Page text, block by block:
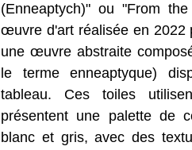
(Enneaptych)" ou "From
œuvre d'art réalisée en 2022
une œuvre abstraite
le terme enneaptyque)
tableau. Ces toiles
présentent une palette de
blanc et gris, avec des